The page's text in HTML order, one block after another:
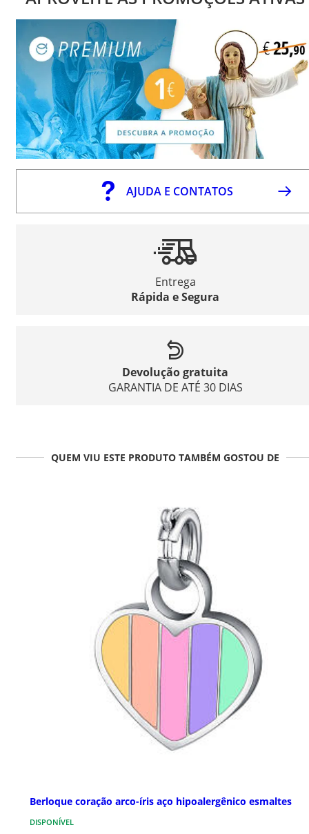
AJUDA E CONTATOS
Entrega
Rápida e Segura
Devolução gratuita
GARANTIA DE ATÉ 30 DIAS
QUEM VIU ESTE PRODUTO TAMBÉM GOSTOU DE
Berloque coração arco-íris aço hipoalergênico esmaltes
DISPONÍVEL